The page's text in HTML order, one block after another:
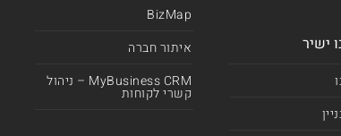
ישיר
BizMap
איתור חברה
MyBusiness CRM – ניהול
קשרי לקוחות